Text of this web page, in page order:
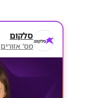
סלקום
מס' אזורים